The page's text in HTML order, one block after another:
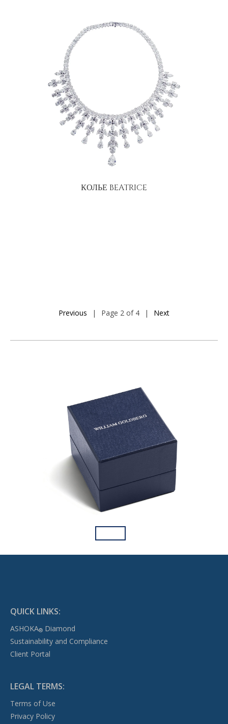
КОЛЬЕ BEATRICE
Previous | Page 2 of 4 | Next
QUICK LINKS:
ASHOKA®Diamond
Sustainability and Compliance
Client Portal
LEGAL TERMS:
Terms of Use
Privacy Policy